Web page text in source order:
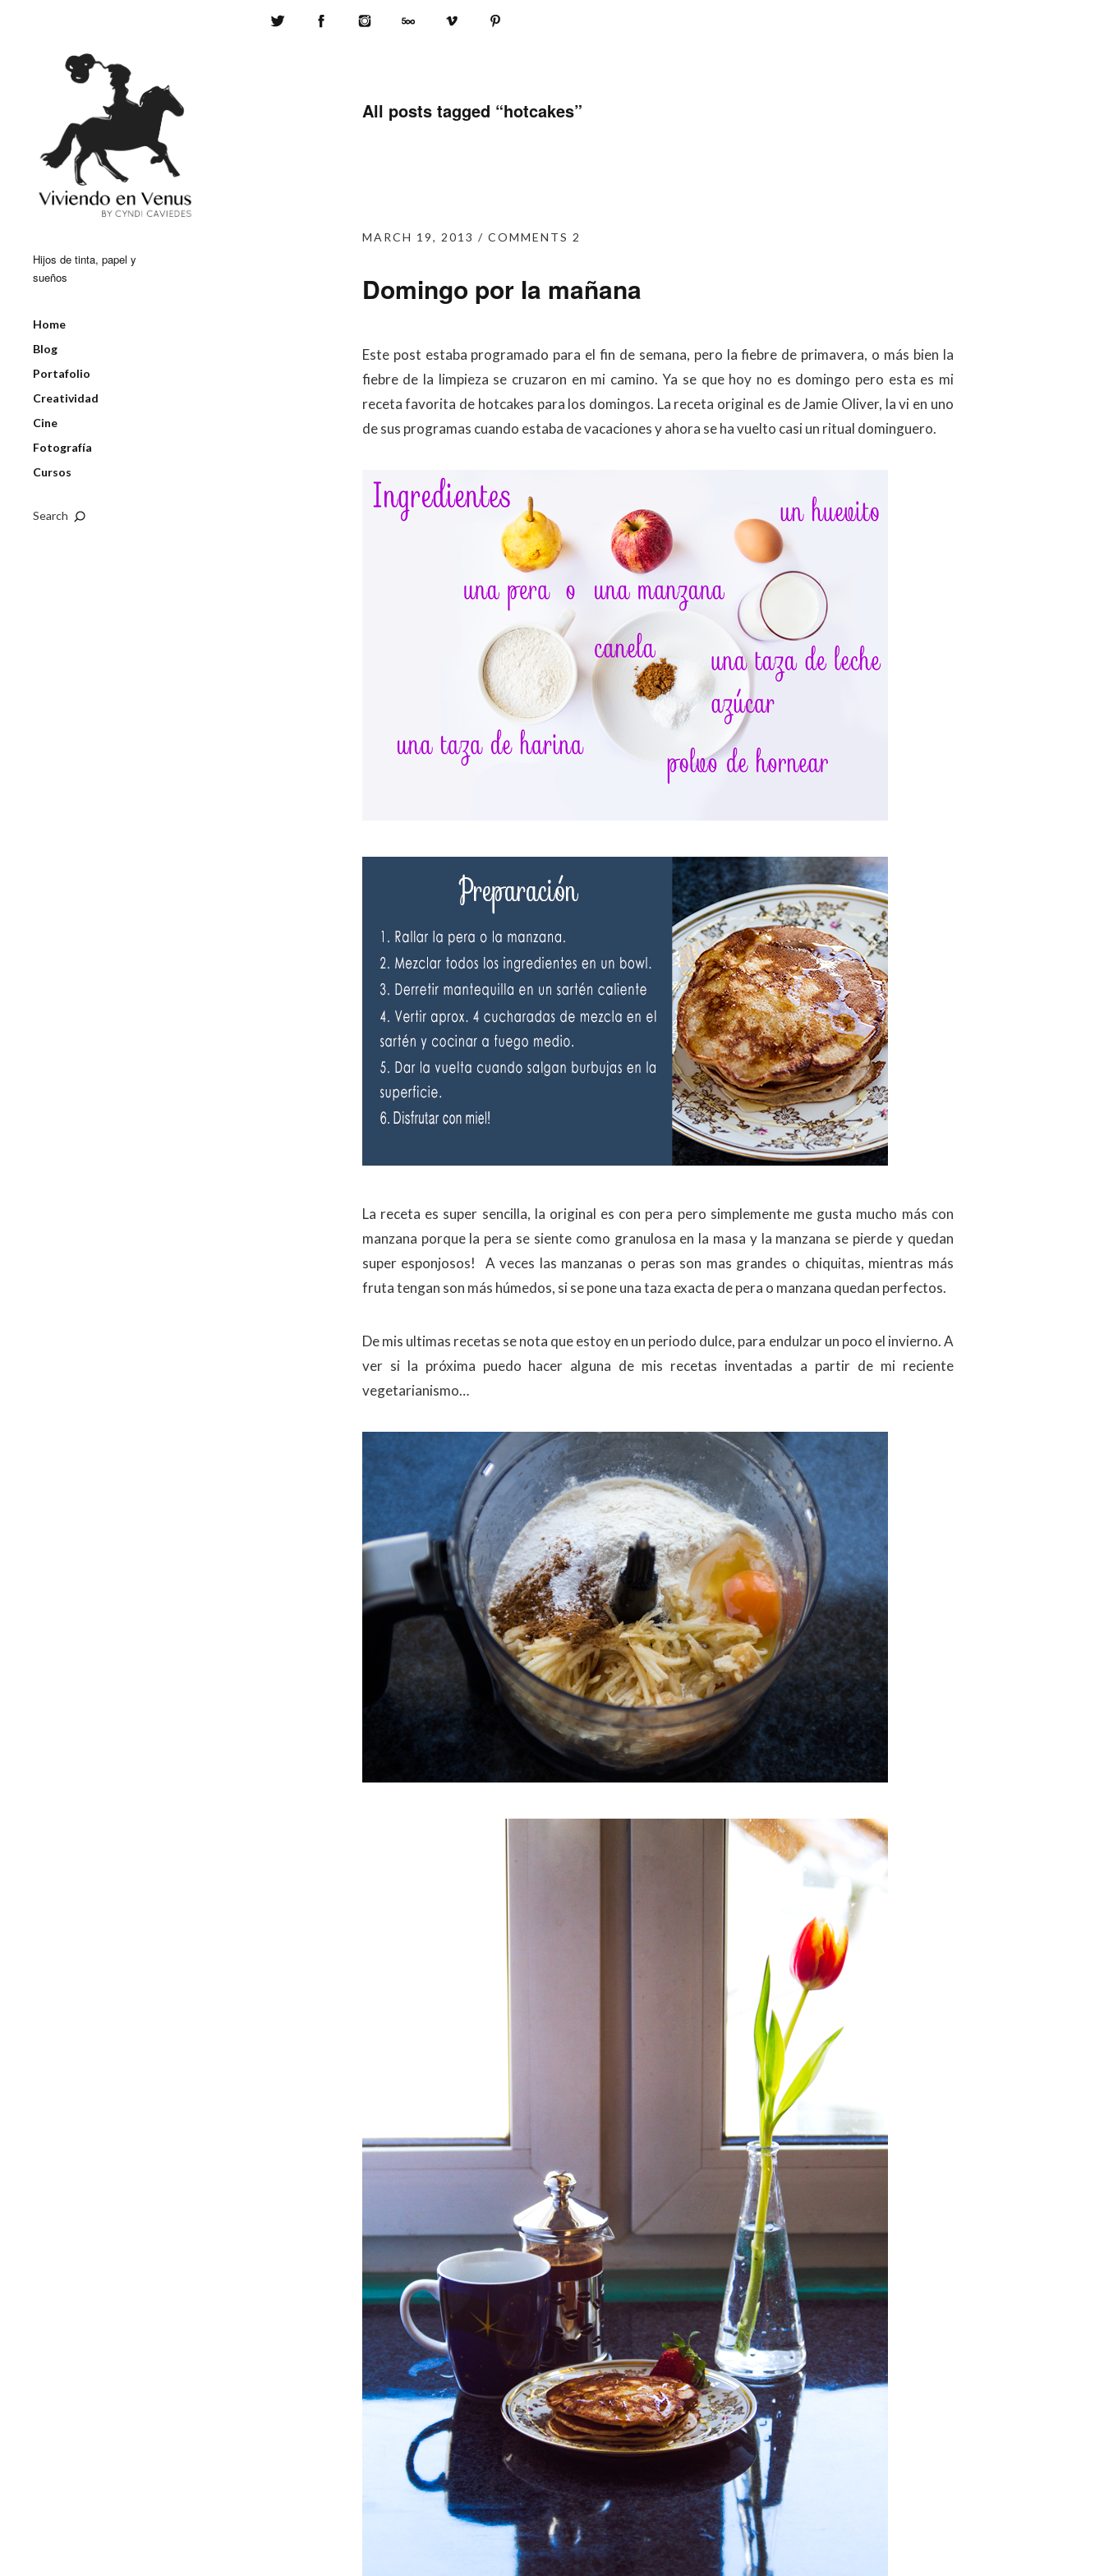
Hijos de tinta, papel y
sueños
Home
Blog
Portafolio
Creatividad
Cine
Fotografía
Cursos
Search
All posts tagged “hotcakes”
MARCH 19, 2013 COMMENTS 2
Domingo por la mañana
Este post estaba programado para el fin de semana, pero la fiebre de primavera, o más bien la
fiebre de la limpieza se cruzaron en mi camino. Ya se que hoy no es domingo pero esta es mi
receta favorita de hotcakes para los domingos. La receta original es de Jamie Oliver, la vi en uno
de sus programas cuando estaba de vacaciones y ahora se ha vuelto casi un ritual dominguero.
La receta es super sencilla, la original es con pera pero simplemente me gusta mucho más con
manzana porque la pera se siente como granulosa en la masa y la manzana se pierde y quedan
super esponjosos! A veces las manzanas o peras son mas grandes o chiquitas, mientras más
fruta tengan son más húmedos, si se pone una taza exacta de pera o manzana quedan perfectos.
De mis ultimas recetas se nota que estoy en un periodo dulce, para endulzar un poco el invierno. A
ver si la próxima puedo hacer alguna de mis recetas inventadas a partir de mi reciente
vegetarianismo…